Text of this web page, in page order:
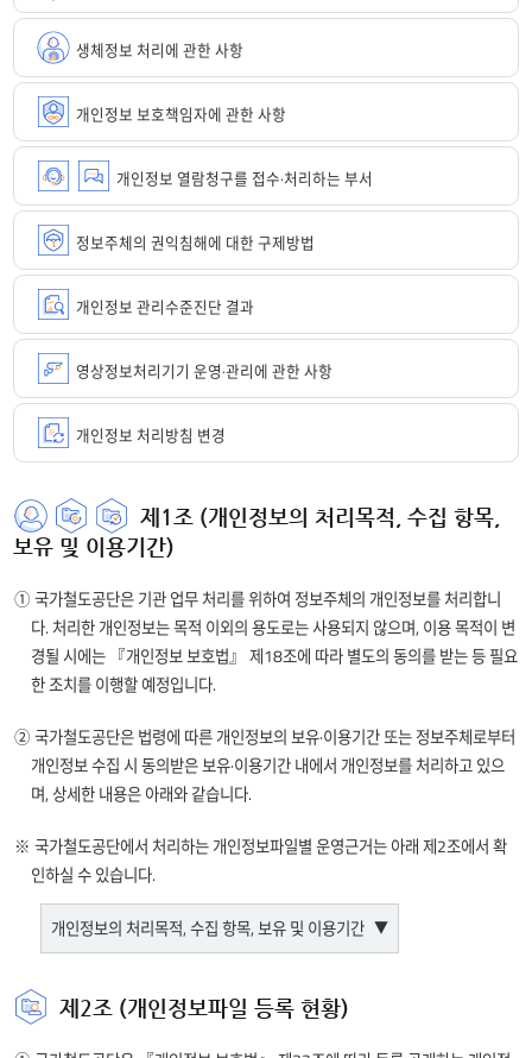
생체정보 처리에 관한 사항
개인정보 보호책임자에 관한 사항
개인정보 열람청구를 접수·처리하는 부서
정보주체의 권익침해에 대한 구제방법
개인정보 관리수준진단 결과
영상정보처리기기 운영·관리에 관한 사항
개인정보 처리방침 변경
제1조 (개인정보의 처리목적, 수집 항목,
보유 및 이용기간)
① 국가철도공단은 기관 업무 처리를 위하여 정보주체의 개인정보를 처리합니
다. 처리한 개인정보는 목적 이외의 용도로는 사용되지 않으며, 이용 목적이 변
경될 시에는 『개인정보 보호법』 제18조에 따라 별도의 동의를 받는 등 필요
한 조치를 이행할 예정입니다.
② 국가철도공단은 법령에 따른 개인정보의 보유·이용기간 또는 정보주체로부터
개인정보 수집 시 동의받은 보유·이용기간 내에서 개인정보를 처리하고 있으
며, 상세한 내용은 아래와 같습니다.
※ 국가철도공단에서 처리하는 개인정보파일별 운영근거는 아래 제2조에서 확
인하실 수 있습니다.
개인정보의 처리목적, 수집 항목, 보유 및 이용기간
개인정보
서비스명 처리 목적 수집 항목
제2조 (개인정보파일 등록 현황)